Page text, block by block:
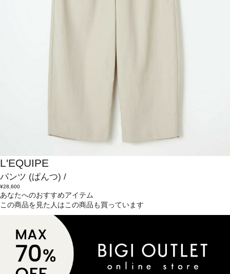
L'EQUIPE
パンツ (ぱんつ) /
¥28,600
あなたへのおすすめアイテム
この商品を見た人はこの商品も買っています